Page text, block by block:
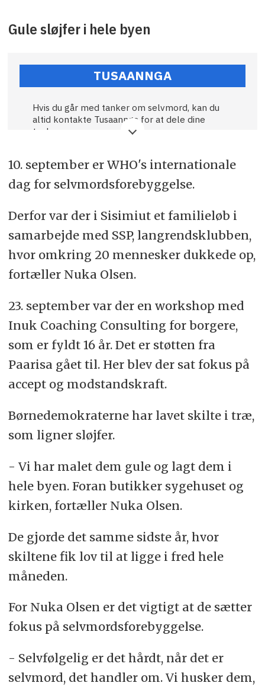
Gule sløjfer i hele byen
TUSAANNGA
Hvis du går med tanker om selvmord, kan du
altid kontakte Tusaannga for at dele dine
tanker.
Telefon: 80 11 80. SMS: 1899.
10. september er WHO's internationale
dag for selvmordsforebyggelse.
Derfor var der i Sisimiut et familieløb i
samarbejde med SSP, langrendsklubben,
hvor omkring 20 mennesker dukkede op,
fortæller Nuka Olsen.
23. september var der en workshop med
Inuk Coaching Consulting for borgere,
som er fyldt 16 år. Det er støtten fra
Paarisa gået til. Her blev der sat fokus på
accept og modstandskraft.
Børnedemokraterne har lavet skilte i træ,
som ligner sløjfer.
- Vi har malet dem gule og lagt dem i
hele byen. Foran butikker sygehuset og
kirken, fortæller Nuka Olsen.
De gjorde det samme sidste år, hvor
skiltene fik lov til at ligge i fred hele
måneden.
For Nuka Olsen er det vigtigt at de sætter
fokus på selvmordsforebyggelse.
- Selvfølgelig er det hårdt, når det er
selvmord, det handler om. Vi husker dem,